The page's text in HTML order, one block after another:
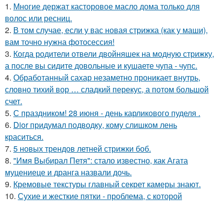
1. Многие держат касторовое масло дома только для
волос или ресниц.
2. В том случае, если у вас новая стрижка (как у маши),
вам точно нужна фотосессия!
3. Когда родители отвели двойняшек на модную стрижку,
а после вы сидите довольные и кушаете чупа - чупс.
4. Обработанный сахар незаметно проникает внутрь,
словно тихий вор … сладкий перекус, а потом большой
счет.
5. С праздником! 28 июня - день карликового пуделя .
6. Dior придумал подводку, кому слишком лень
краситься.
7. 5 новых трендов летней стрижки боб.
8. "Имя Выбирал Петя": стало известно, как Агата
муцениеце и дранга назвали дочь.
9. Кремовые текстуры главный секрет камеры знают.
10. Сухие и жесткие пятки - проблема, с которой